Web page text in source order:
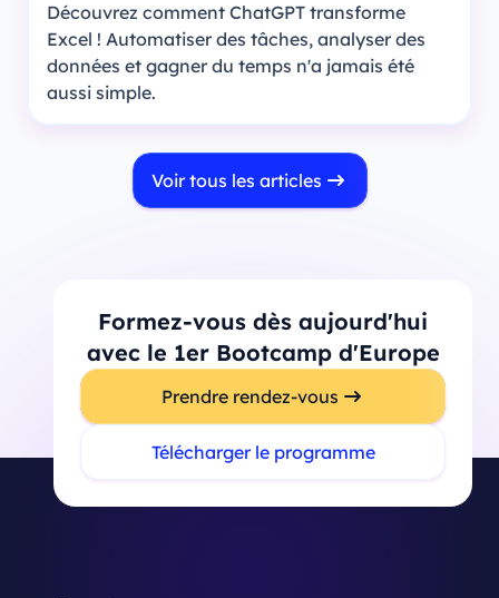
Découvrez comment ChatGPT transforme
Excel ! Automatiser des tâches, analyser des
données et gagner du temps n'a jamais été
aussi simple.
Voir tous les articles
Formez-vous dès aujourd'hui
avec le 1er Bootcamp d'Europe
Prendre rendez-vous
Télécharger le programme